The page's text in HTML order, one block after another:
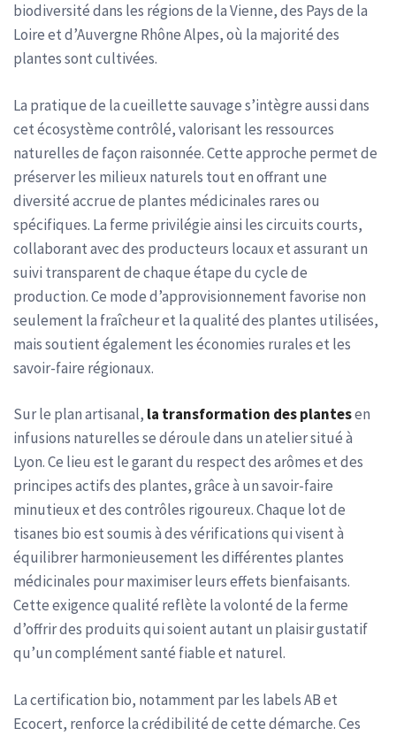
biodiversité dans les régions de la Vienne, des Pays de la
Loire et d’Auvergne Rhône Alpes, où la majorité des
plantes sont cultivées.
La pratique de la cueillette sauvage s’intègre aussi dans
cet écosystème contrôlé, valorisant les ressources
naturelles de façon raisonnée. Cette approche permet de
préserver les milieux naturels tout en offrant une
diversité accrue de plantes médicinales rares ou
spécifiques. La ferme privilégie ainsi les circuits courts,
collaborant avec des producteurs locaux et assurant un
suivi transparent de chaque étape du cycle de
production. Ce mode d’approvisionnement favorise non
seulement la fraîcheur et la qualité des plantes utilisées,
mais soutient également les économies rurales et les
savoir-faire régionaux.
Sur le plan artisanal, la transformation des plantesen
infusions naturelles se déroule dans un atelier situé à
Lyon. Ce lieu est le garant du respect des arômes et des
principes actifs des plantes, grâce à un savoir-faire
minutieux et des contrôles rigoureux. Chaque lot de
tisanes bio est soumis à des vérifications qui visent à
équilibrer harmonieusement les différentes plantes
médicinales pour maximiser leurs effets bienfaisants.
Cette exigence qualité reflète la volonté de la ferme
d’offrir des produits qui soient autant un plaisir gustatif
qu’un complément santé fiable et naturel.
La certification bio, notamment par les labels AB et
Ecocert, renforce la crédibilité de cette démarche. Ces